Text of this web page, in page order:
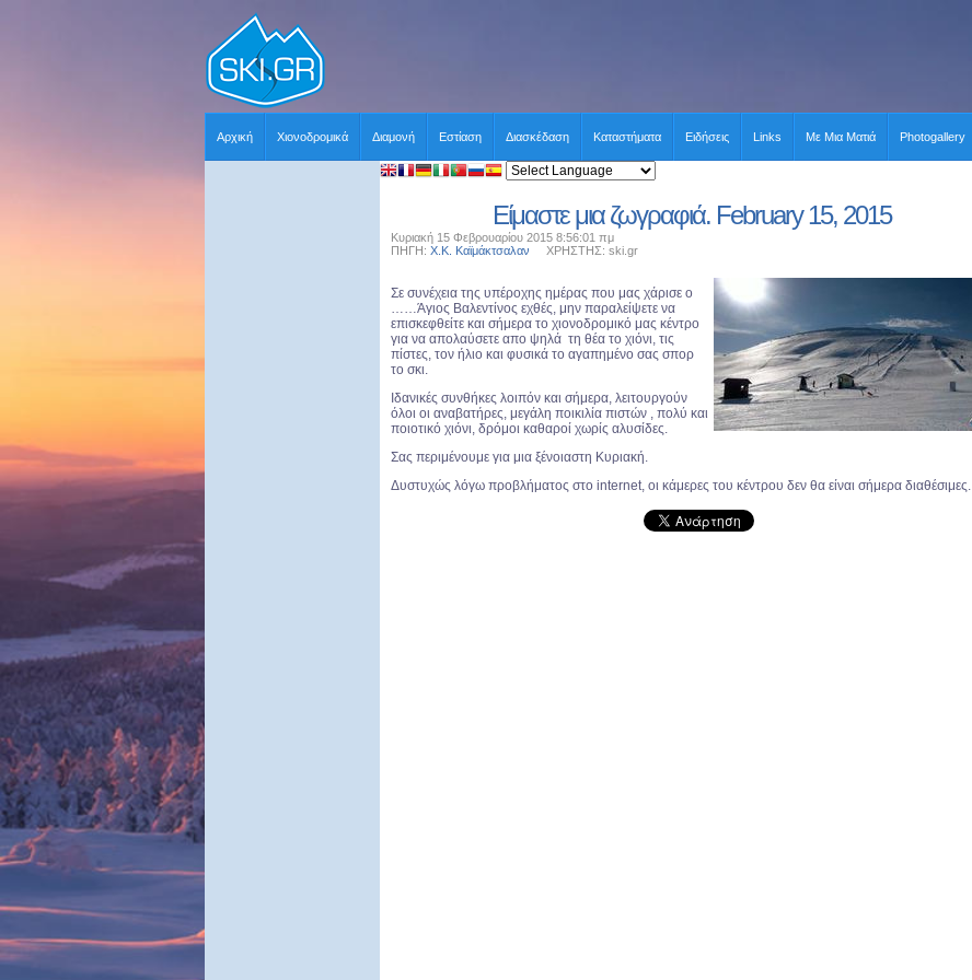
Αρχική Χιονοδρομικά Διαμονή Εστίαση Διασκέδαση Καταστήματα Ειδήσεις Links Με Μια Ματιά Photogallery
Είμαστε μια ζωγραφιά. February 15, 2015
Κυριακή 15 Φεβρουαρίου 2015 8:56:01 πμ
ΠΗΓΗ: Χ.Κ. Καϊμάκτσαλαν ΧΡΗΣΤΗΣ: ski.gr
Σε συνέχεια της υπέροχης ημέρας που μας χάρισε ο
……Άγιος Βαλεντίνος εχθές, μην παραλείψετε να
επισκεφθείτε και σήμερα το χιονοδρομικό μας κέντρο
για να απολαύσετε απο ψηλά τη θέα το χιόνι, τις
πίστες, τον ήλιο και φυσικά το αγαπημένο σας σπορ
το σκι.
Ιδανικές συνθήκες λοιπόν και σήμερα, λειτουργούν
όλοι οι αναβατήρες, μεγάλη ποικιλία πιστών , πολύ και
ποιοτικό χιόνι, δρόμοι καθαροί χωρίς αλυσίδες.
Σας περιμένουμε για μια ξένοιαστη Κυριακή.
Δυστυχώς λόγω προβλήματος στο internet, οι κάμερες του κέντρου δεν θα είναι σήμερα διαθέσιμες.